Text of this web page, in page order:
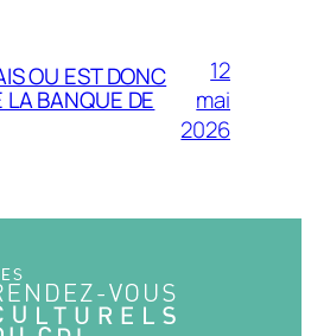
OU EST DONC
LA BANQUE DE
12
mai
2026